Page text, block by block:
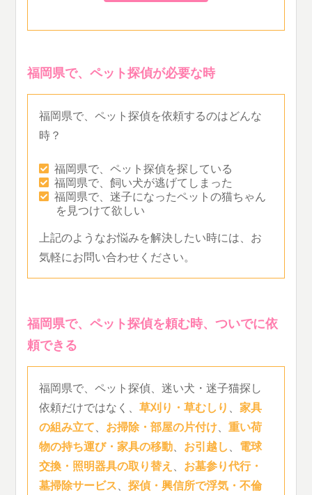
福岡県で、ペット探偵が必要な時
福岡県で、ペット探偵を依頼するのはどんな
時？
福岡県で、ペット探偵を探している
福岡県で、飼い犬が逃げてしまった
福岡県で、迷子になったペットの猫ちゃん
を見つけて欲しい
上記のようなお悩みを解決したい時には、お
気軽にお問い合わせください。
福岡県で、ペット探偵を頼む時、ついでに依
頼できる
福岡県で、ペット探偵、迷い犬・迷子猫探し
依頼だけではなく、草刈り・草むしり 、家具
の組み立て、 お掃除・部屋の片付け、重い荷
物の持ち運び・家具の移動、 お引越し、 電球
交換・照明器具の取り替え 、 お墓参り代行・
墓掃除サービス、探偵・興信所で浮気・不倫